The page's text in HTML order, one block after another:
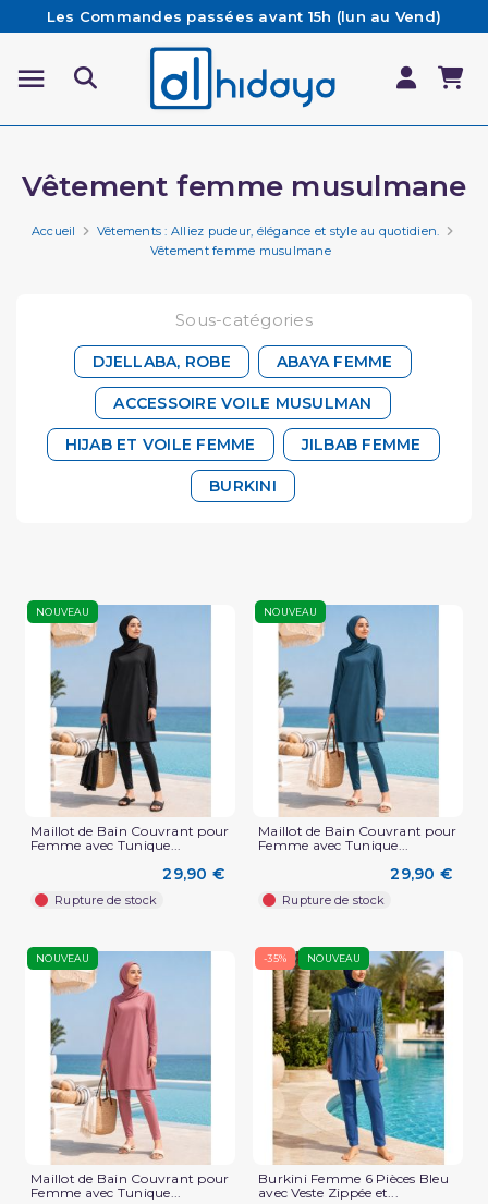
Les Commandes passées avant 15h (lun au Vend)
sont préparées et expédiées le jour même
Besoin d'aide ? Retrouvez notre FAQ
Livraison offerte à partir de 65€ d'achat*
Vêtement femme musulmane
Accueil
Vêtements : Alliez pudeur, élégance et style au quotidien.
Vêtement femme musulmane
Sous-catégories
DJELLABA, ROBE ABAYA FEMME
ACCESSOIRE VOILE MUSULMAN
HIJAB ET VOILE FEMME JILBAB FEMME
BURKINI
NOUVEAU
Maillot de Bain Couvrant pour
Femme avec Tunique...
29,90 €
Rupture de stock
NOUVEAU
Maillot de Bain Couvrant pour
Femme avec Tunique...
29,90 €
Rupture de stock
NOUVEAU
Maillot de Bain Couvrant pour
Femme avec Tunique...
-35% NOUVEAU
Burkini Femme 6 Pièces Bleu
avec Veste Zippée et...